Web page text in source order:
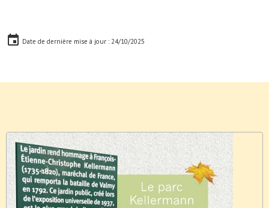
Date de dernière mise à jour : 24/10/2025